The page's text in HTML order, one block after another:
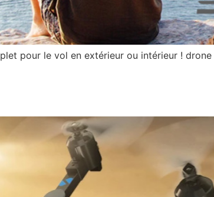
pour le vol en extérieur ou intérieur !